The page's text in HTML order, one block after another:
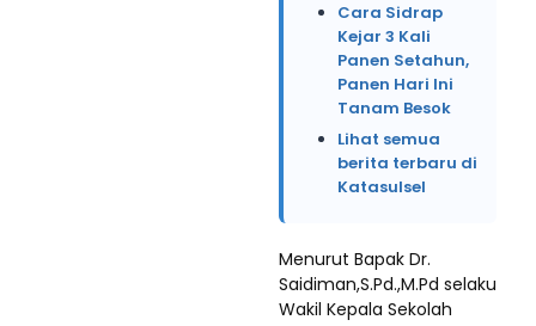
Cara Sidrap
Kejar 3 Kali
Panen Setahun,
Panen Hari Ini
Tanam Besok
Lihat semua
berita terbaru di
Katasulsel
Menurut Bapak Dr.
Saidiman,S.Pd.,M.Pd selaku
Wakil Kepala Sekolah